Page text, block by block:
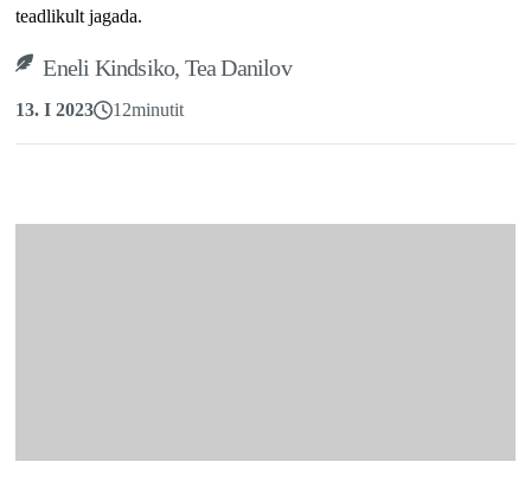
teadlikult jagada.
Eneli Kindsiko, Tea Danilov
13. I 2023 12minutit